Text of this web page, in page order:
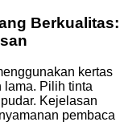
Berkualitas:
kertas
lama. Pilih tinta
Kejelasan
pembaca